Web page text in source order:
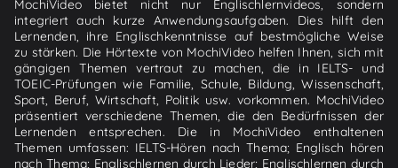
MochiVideo bietet nicht nur Englischlernvideos, sondern
integriert auch kurze Anwendungsaufgaben. Dies hilft den
Lernenden, ihre Englischkenntnisse auf bestmögliche Weise
zu stärken. Die Hörtexte von MochiVideo helfen Ihnen, sich mit
gängigen Themen vertraut zu machen, die in IELTS- und
TOEIC-Prüfungen wie Familie, Schule, Bildung, Wissenschaft,
Sport, Beruf, Wirtschaft, Politik usw. vorkommen. MochiVideo
präsentiert verschiedene Themen, die den Bedürfnissen der
Lernenden entsprechen. Die in MochiVideo enthaltenen
Themen umfassen: IELTS-Hören nach Thema; Englisch hören
nach Thema; Englischlernen durch Lieder; Englischlernen durch